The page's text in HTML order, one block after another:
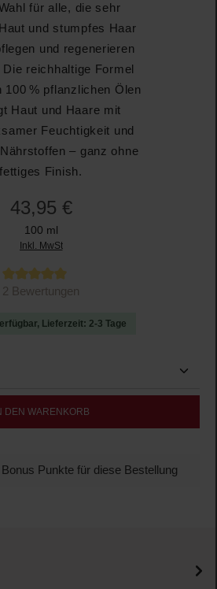
für alle, die sehr
und stumpfes Haar
und regenerieren
Die reichhaltige Formel
100 % pflanzlichen Ölen
Haut und Haare mit
Feuchtigkeit und
– ganz ohne
fettiges Finish.
43,95 €
100 ml
Inkl. MwSt
von 5 von 5 Sternen
2 Bewertungen
Lieferzeit: 2-3 Tage
den gewünschten Wert ein
DEN WARENKORB
Punkte für diese Bestellung